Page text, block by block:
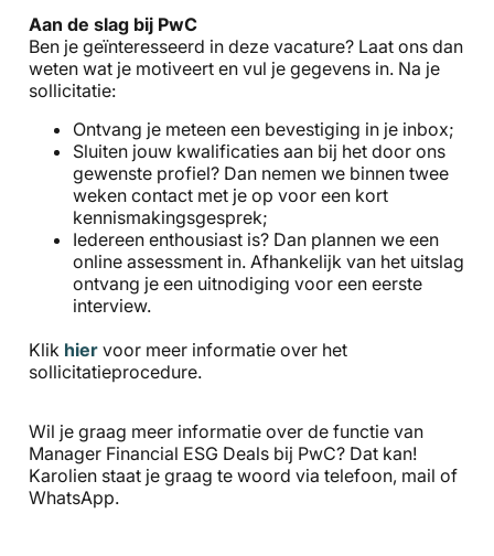
Aan de slag bij PwC
Ben je geïnteresseerd in deze vacature? Laat ons dan
weten wat je motiveert en vul je gegevens in. Na je
sollicitatie:
Ontvang je meteen een bevestiging in je inbox;
Sluiten jouw kwalificaties aan bij het door ons
gewenste profiel? Dan nemen we binnen twee
weken contact met je op voor een kort
kennismakingsgesprek;
Iedereen enthousiast is? Dan plannen we een
online assessment in. Afhankelijk van het uitslag
ontvang je een uitnodiging voor een eerste
interview.
Klik hier voor meer informatie over het
sollicitatieprocedure.
Wil je graag meer informatie over de functie van
Manager Financial ESG Deals bij PwC? Dat kan!
Karolien staat je graag te woord via telefoon, mail of
WhatsApp.